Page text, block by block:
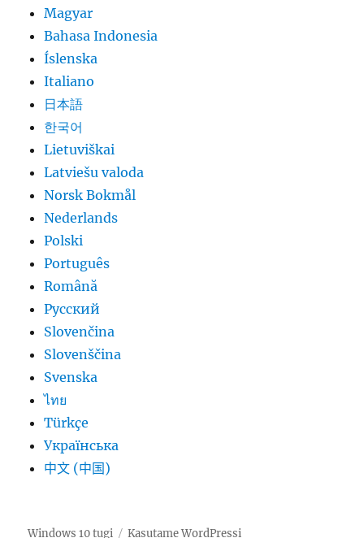
Magyar
Bahasa Indonesia
Íslenska
Italiano
日本語
한국어
Lietuviškai
Latviešu valoda
Norsk Bokmål
Nederlands
Polski
Português
Română
Русский
Slovenčina
Slovenščina
Svenska
ไทย
Türkçe
Українська
中文 (中国)
Windows 10 tugi Kasutame WordPressi